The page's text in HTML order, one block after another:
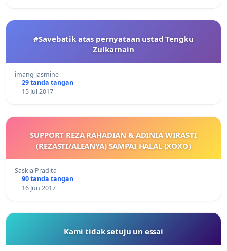
#Savebatik atas pernyataan ustad Tengku
Zulkarnain
imang jasmine
29 tanda tangan
15 Jul 2017
SUPPORT REZA RAHADIAN & ADINIA WIRASTI
(REZASTI/ALEANYA) SAMPAI HALAL (XOXO)
Saskia Pradita
90 tanda tangan
16 Jun 2017
Kami tidak setuju un essai